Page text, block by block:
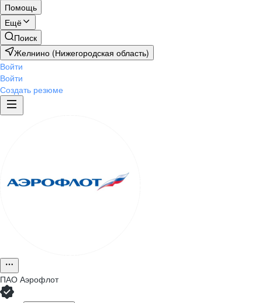
Помощь
Ещё
Поиск
Желнино (Нижегородская область)
Войти
Войти
Создать резюме
ПАО Аэрофлот